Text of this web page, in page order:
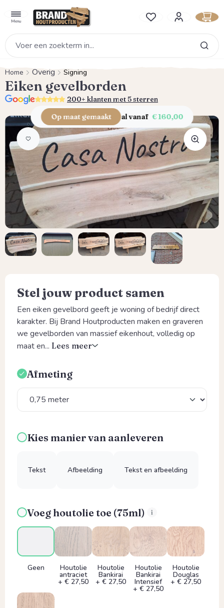
Menu Je hebt 0 items op je
Home Overig Signing
Eiken gevelborden
5.0 200+ klanten met 5 sterren
Afbeeldingengalerij overslaan
Op maat gemaakt al vanaf € 160,00
Stel jouw product samen
Een eiken gevelbord geeft je woning of bedrijf direct
karakter. Bij Brand Houtproducten maken en graveren
we gevelborden van massief eikenhout, volledig op
maat en... Lees meer
Selecteer
Afmeting
Kies manier van aanleveren
Tekst Afbeelding Tekst en afbeelding
Voeg houtolie toe (75ml)
Geen Houtolie
antraciet
+ € 27,50
Houtolie
Bankirai
+ € 27,50
Houtolie
Bankirai
Intensief
+ € 27,50
Houtolie
Douglas
+ € 27,50